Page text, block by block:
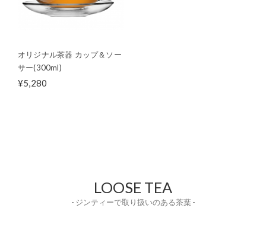
オリジナル茶器 カップ＆ソー
サー(300ml)
¥5,280
LOOSE TEA
- ジンティーで取り扱いのある茶葉 -